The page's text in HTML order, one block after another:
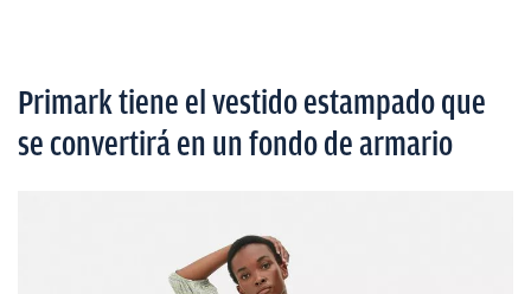
Primark tiene el vestido estampado que
se convertirá en un fondo de armario